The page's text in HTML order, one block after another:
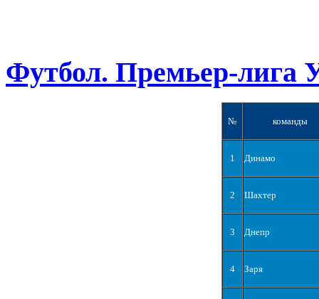
Футбол. Премьер-лига
№ команды
1 Динамо
2 Шахтер
3 Днепр
4 Заря